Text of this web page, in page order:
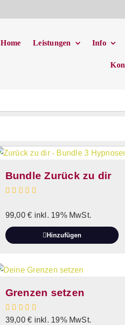
Home Leistungen Info
Bundle Zurück zu dir
99,00€ inkl. 19% MwSt.
Hinzufügen
Grenzen setzen
39,00€ inkl. 19% MwSt.